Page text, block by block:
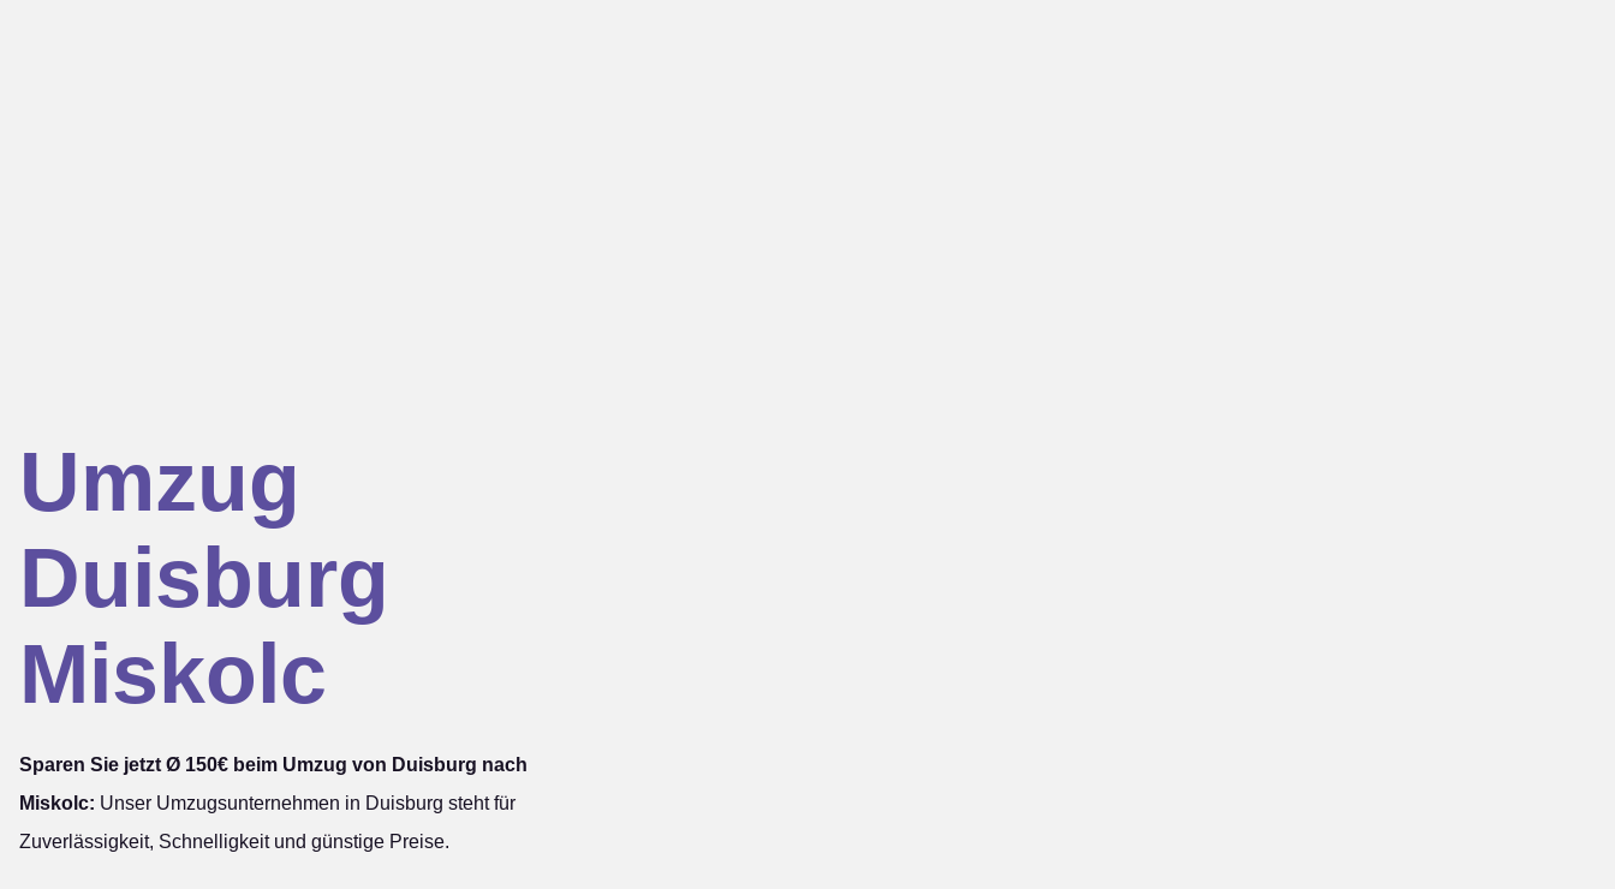
Umzug
Duisburg
Miskolc
Sparen Sie jetzt Ø 150€ beim Umzug von Duisburg nach
Miskolc: Unser Umzugsunternehmen in Duisburg steht für
Zuverlässigkeit, Schnelligkeit und günstige Preise.